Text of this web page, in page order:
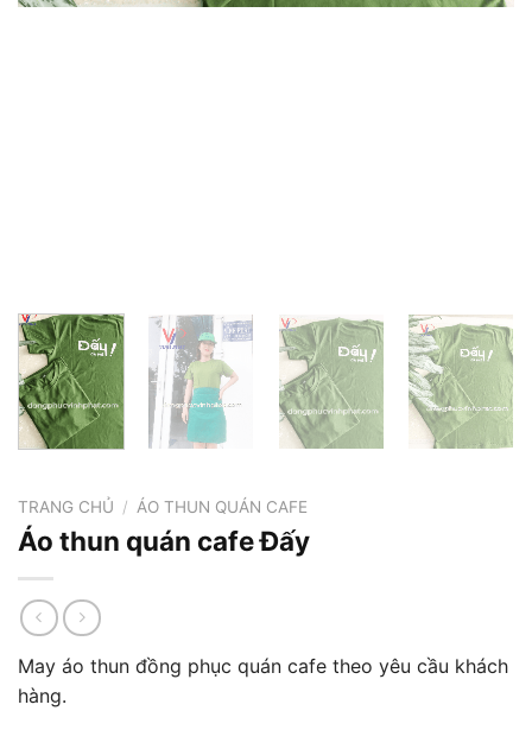
TRANG CHỦ / ÁO THUN QUÁN CAFE
Áo thun quán cafe Đấy
May áo thun đồng phục quán cafe theo yêu cầu khách
hàng.